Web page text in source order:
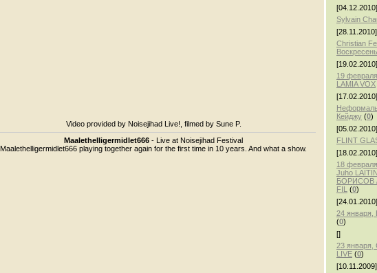
Video provided by Noisejihad Live!, filmed by Sune P.
Maalethelligermidlet666 - Live at Noisejihad Festival
Maalethelligermidlet666 playing together again for the first time in 10 years. And what a show.
[04.12.2010]
Sylvain
[28.11.2010]
Christian
[19.02.2010]
19
LAMIA VOX
[17.02.2010]
Кейджу (0)
[05.02.2010]
FLINT
[18.02.2010]
18
Juho
БОРИСОВ
FIL (0)
[24.01.2010]
24 января,
(0)
[]
23 января,
LIVE (0)
[10.11.2009]